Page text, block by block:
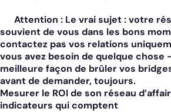
Attention : Le vrai sujet : votre
souvient de vous dans les bons
contactez pas vos relations
vous avez besoin de quelque chose
meilleure façon de brûler vos
avant de demander, toujours.
Mesurer le ROI de son réseau
indicateurs qui comptent